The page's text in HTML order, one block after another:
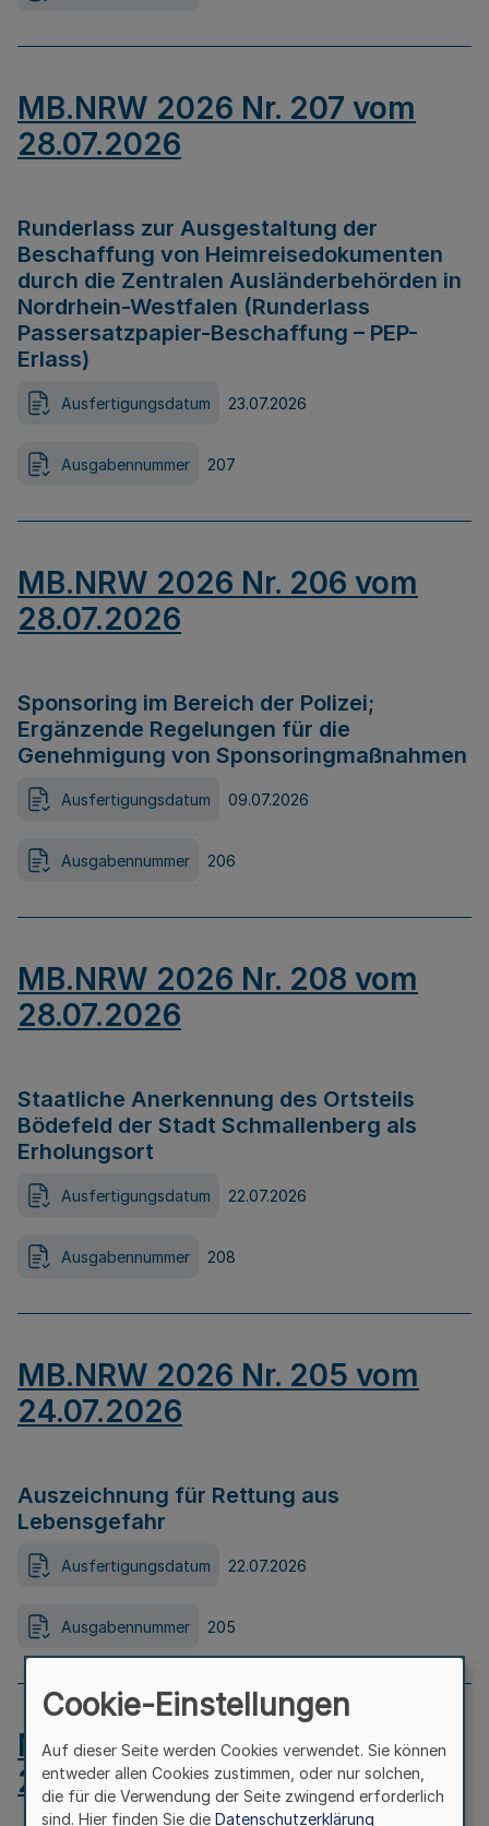
MB.NRW 2026 Nr. 207 vom
28.07.2026
Runderlass zur Ausgestaltung der
Beschaffung von Heimreisedokumenten
durch die Zentralen Ausländerbehörden in
Nordrhein-Westfalen (Runderlass
Passersatzpapier-Beschaffung – PEP-
Erlass)
Ausfertigungsdatum 23.07.2026
Ausgabennummer 207
MB.NRW 2026 Nr. 206 vom
28.07.2026
Sponsoring im Bereich der Polizei;
Ergänzende Regelungen für die
Genehmigung von Sponsoringmaßnahmen
Ausfertigungsdatum 09.07.2026
Ausgabennummer 206
MB.NRW 2026 Nr. 208 vom
28.07.2026
Staatliche Anerkennung des Ortsteils
Bödefeld der Stadt Schmallenberg als
Erholungsort
Ausfertigungsdatum 22.07.2026
Ausgabennummer 208
MB.NRW 2026 Nr. 205 vom
24.07.2026
Auszeichnung für Rettung aus
Lebensgefahr
Ausfertigungsdatum 22.07.2026
Ausgabennummer 205
MB.NRW 2026 Nr. 204 vom
24.07.2026
Cookie-Einstellungen
Auf dieser Seite werden Cookies verwendet. Sie können
entweder allen Cookies zustimmen, oder nur solchen,
die für die Verwendung der Seite zwingend erforderlich
sind. Hier finden Sie die Datenschutzerklärung